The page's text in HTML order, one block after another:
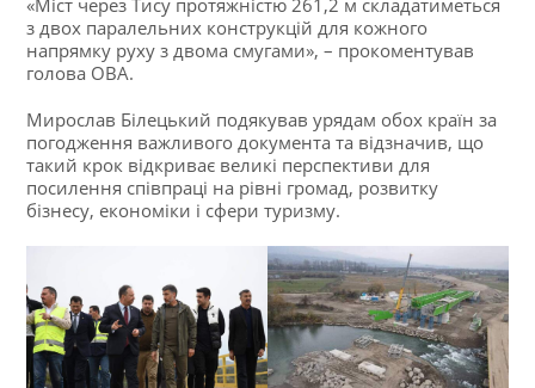
з двох паралельних конструкцій для кожного
напрямку руху з двома смугами», – прокоментував
голова ОВА.
Мирослав Білецький подякував урядам обох країн за
погодження важливого документа та відзначив, що
такий крок відкриває великі перспективи для
посилення співпраці на рівні громад, розвитку
бізнесу, економіки і сфери туризму.